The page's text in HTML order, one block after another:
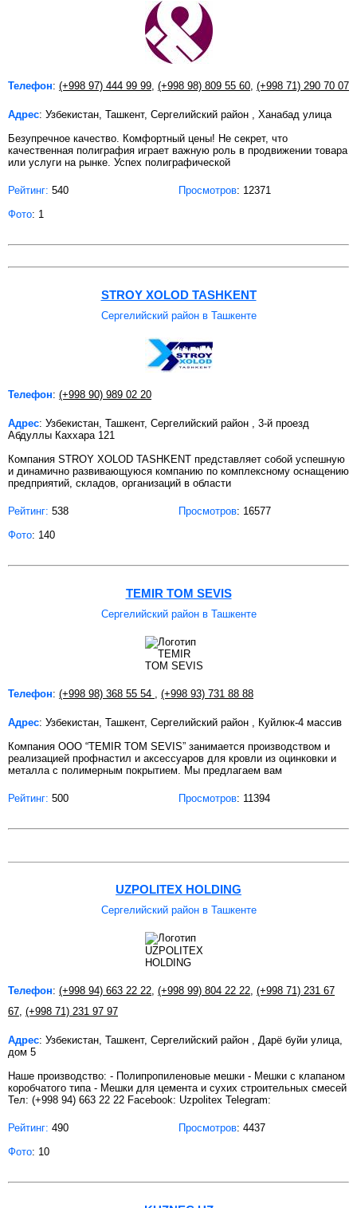
Телефон: (+998 97) 444 99 99, (+998 98) 809 55 60, (+998 71) 290 70 07
Адрес: Узбекистан, Ташкент, Сергелийский район , Ханабад улица
Безупречное качество. Комфортный цены! Не секрет, что
качественная полиграфия играет важную роль в продвижении товара
или услуги на рынке. Успех полиграфической
Рейтинг: 540 Просмотров: 12371
Фото: 1
STROY XOLOD TASHKENT
Сергелийский район в Ташкенте
Телефон: (+998 90) 989 02 20
Адрес: Узбекистан, Ташкент, Сергелийский район , 3-й проезд
Абдуллы Каххара 121
Компания STROY XOLOD TASHKENT представляет собой успешную
и динамично развивающуюся компанию по комплексному оснащению
предприятий, складов, организаций в области
Рейтинг: 538 Просмотров: 16577
Фото: 140
TEMIR TOM SEVIS
Сергелийский район в Ташкенте
Телефон: (+998 98) 368 55 54 (+998 93) 731 88 88
Адрес: Узбекистан, Ташкент, Сергелийский район , Куйлюк-4 массив
Компания OOO “TEMIR TOM SEVIS” занимается производством и
реализацией профнастил и аксессуаров для кровли из оцинковки и
металла с полимерным покрытием. Мы предлагаем вам
Рейтинг: 500 Просмотров: 11394
UZPOLITEX HOLDING
Сергелийский район в Ташкенте
Телефон: (+998 94) 663 22 22 (+998 99) 804 22 22 (+998 71) 231 67
67 (+998 71) 231 97 97
Адрес: Узбекистан, Ташкент, Сергелийский район , Дарё буйи улица,
дом 5
Наше производство: - Полипропиленовые мешки - Мешки с клапаном
коробчатого типа - Мешки для цемента и сухих строительных смесей
Тел: (+998 94) 663 22 22 Facebook: Uzpolitex Telegram:
Рейтинг: 490 Просмотров: 4437
Фото: 10